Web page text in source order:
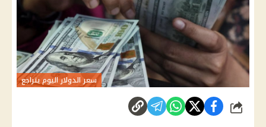
سعر الدولار اليوم يتراجع
شارك